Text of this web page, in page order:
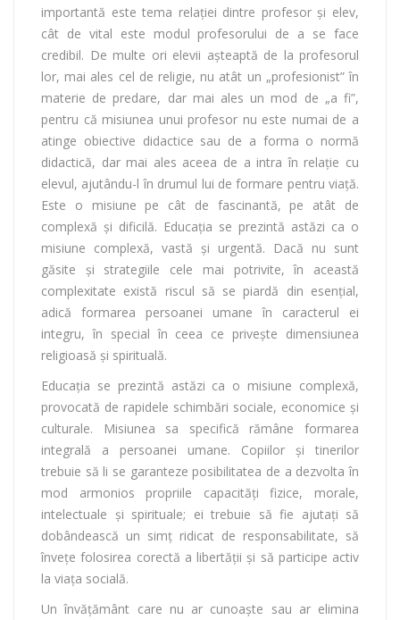
importantă este tema relaţiei dintre profesor şi elev,
cât de vital este modul profesorului de a se face
credibil. De multe ori elevii aşteaptă de la profesorul
lor, mai ales cel de religie, nu atât un „profesionist” în
materie de predare, dar mai ales un mod de „a fi”,
pentru că misiunea unui profesor nu este numai de a
atinge obiective didactice sau de a forma o normă
didactică, dar mai ales aceea de a intra în relaţie cu
elevul, ajutându-l în drumul lui de formare pentru viaţă.
Este o misiune pe cât de fascinantă, pe atât de
complexă şi dificilă. Educaţia se prezintă astăzi ca o
misiune complexă, vastă şi urgentă. Dacă nu sunt
găsite şi strategiile cele mai potrivite, în această
complexitate există riscul să se piardă din esenţial,
adică formarea persoanei umane în caracterul ei
integru, în special în ceea ce priveşte dimensiunea
religioasă şi spirituală.
Educaţia se prezintă astăzi ca o misiune complexă,
provocată de rapidele schimbări sociale, economice şi
culturale. Misiunea sa specifică rămâne formarea
integrală a persoanei umane. Copiilor şi tinerilor
trebuie să li se garanteze posibilitatea de a dezvolta în
mod armonios propriile capacităţi fizice, morale,
intelectuale şi spirituale; ei trebuie să fie ajutaţi să
dobândească un simţ ridicat de responsabilitate, să
înveţe folosirea corectă a libertăţii şi să participe activ
la viaţa socială.
Un învăţământ care nu ar cunoaşte sau ar elimina